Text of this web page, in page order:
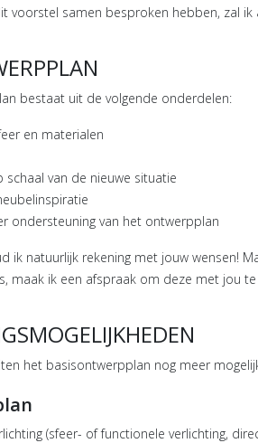
voorstel samen besproken hebben, zal
bestaat uit de volgende onderdelen:
en materialen
schaal van de nieuwe situatie
ondersteuning van het ontwerpplan
ik natuurlijk rekening met jouw wensen!
maak ik een afspraak om deze met jou
het basisontwerpplan nog meer
(sfeer- of functionele verlichting,